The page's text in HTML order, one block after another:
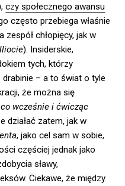
czy społecznego awansu
często przebiega właśnie
chłopięcy, jak w
). Insiderskie,
tych, którzy
drabinie – a to świat o tyle
że można się
wcześnie i ćwicząc
działać zatem, jak w
, jako cel sam w sobie,
częściej jednak jako
sławy,
Ciekawe, że między